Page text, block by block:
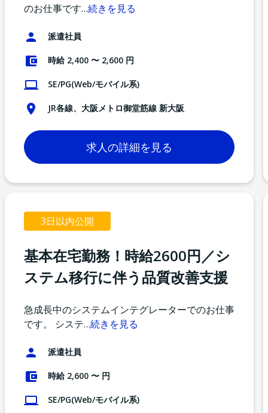
のお仕事です…続きを見る
派遣社員
時給 2,400 〜 2,600 円
SE/PG(Web/モバイル系)
JR各線、大阪メトロ御堂筋線 新大阪
求人の詳細を見る
3日以内公開
基本在宅勤務！時給2600円／シ
ステム移行に伴う品質改善支援
急成長中のシステムインテグレーターでのお仕事
です。 システ…続きを見る
派遣社員
時給 2,600 〜 円
SE/PG(Web/モバイル系)